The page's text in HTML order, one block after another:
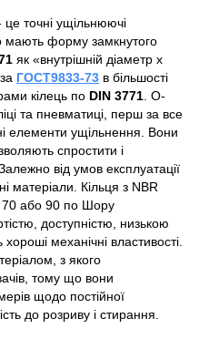
точні ущільнюючі
мають форму замкнутого
як «внутрішній діаметр х
ГОСТ9833-73 в більшості
кілець по DIN 3771 . О-
та пневматиці, перш за все
елементи ущільнення. Вони
спростити і
від умов експлуатації
матеріали. Кільця з NBR
70 або 90 по Шору
доступністю, низькою
механічні властивості.
з якого
тому що вони
щодо постійної
до розриву і стирання.